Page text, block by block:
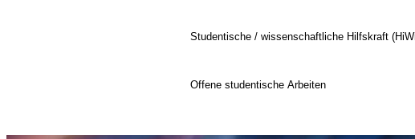
Studentische / wissenschaftliche Hilfskraft
Offene studentische Arbeiten